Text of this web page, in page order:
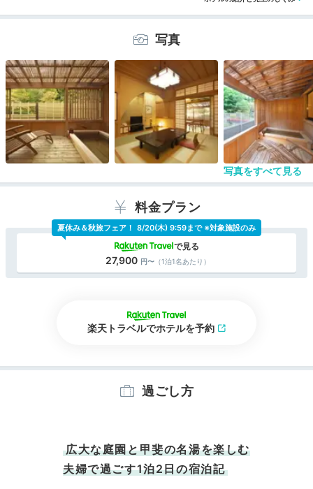
立地を生かしたヘルシーな山河会席料理。蔵の食事処で
いただいて
2つの貸切露天風呂に宿のシンボル「猿橋」…見どころ満
載の庭園
写真
写真をすべて見る
料金プラン
27,900 （1泊1名あたり）
夏休み＆秋旅フェア！ 8/20(木) 9:59まで ※対象施設のみ
楽天トラベルでホテルを予約
過ごし方
広大な庭園と甲斐の名湯を楽しむ
夫婦で過ごす1泊2日の宿泊記